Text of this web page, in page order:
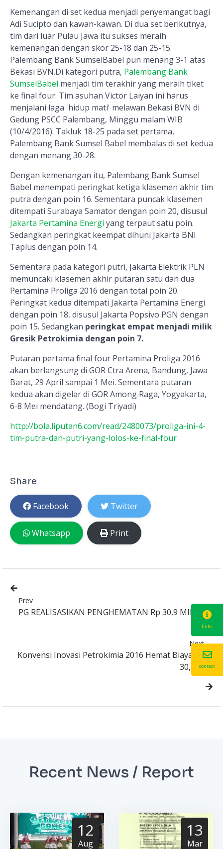
Kemenangan di set kedua menjadi penyemangat bagi
Adi Sucipto dan kawan-kawan. Di dua set berikutnya,
tim dari luar Pulau Jawa itu sukses meraih
kemenangan dengan skor 25-18 dan 25-15.
Palembang Bank SumselBabel pun menang 3-1 atas
Bekasi BVN.Di kategori putra, Palembang Bank
SumselBabel menjadi tim terakhir yang meraih tiket
ke final four. Tim asuhan Victor Laiyan ini harus
menjalani laga 'hidup mati' melawan Bekasi BVN di
Gedung PSCC Palembang, Minggu malam WIB
(10/4/2016). Takluk 18-25 pada set pertama,
Palembang Bank Sumsel Babel membalas di set kedua
dengan menang 30-28.
Dengan kemenangan itu, Palembang Bank Sumsel
Babel menempati peringkat ketiga klasemen akhir tim
putra dengan poin 16. Sementara puncak klasemen
ditempati Surabaya Samator dengan poin 20, disusul
Jakarta Pertamina Energi yang terpaut satu poin.
Sedangkan peringkat keempat dihuni Jakarta BNI
Taplus dengan poin 14.
Sementara pada kategori putri, Jakarta Elektrik PLN
memuncaki klasemen akhir putaran satu dan dua
Pertamina Proliga 2016 dengan total poin 20.
Peringkat kedua ditempati Jakarta Pertamina Energi
dengan poin 18, disusul Jakarta Popsivo PGN dengan
poin 15. Sedangkan peringkat empat menjadi milik
Gresik Petrokimia dengan poin 7.
Putaran pertama final four Pertamina Proliga 2016
akan berlangsung di GOR Ctra Arena, Bandung, Jawa
Barat, 29 April sampai 1 Mei. Sementara putaran
kedua akan digelar di GOR Among Raga, Yogyakarta,
6-8 Mei mendatang. (Bogi Triyadi)
http://bola.liputan6.com/read/2480073/proliga-ini-4-
tim-putra-dan-putri-yang-lolos-ke-final-four
Share
Facebook Twitter
Whatsapp Print
Prev
PG REALISASIKAN PENGHEMATAN Rp 30,9 MILIAR
Next
Konvensi Inovasi Petrokimia 2016 Hemat Biaya Rp
30,9 M
Recent News / Report
12
Aug
13
Mar
links
contact